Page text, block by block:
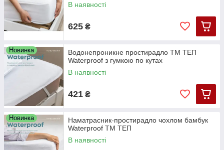
В наявності
625 ₴
Новинка
Водонепроникне простирадло ТМ ТЕП
Waterproof з гумкою по кутах
В наявності
421 ₴
Новинка
Наматрасник-простирадло чохлом бамбук
Waterproof ТМ ТЕП
В наявності